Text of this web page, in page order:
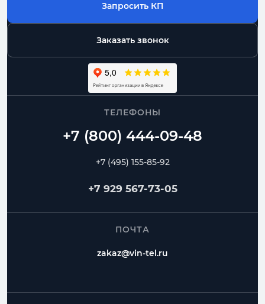
Запросить КП
Заказать звонок
ТЕЛЕФОНЫ
+7 (495) 155-85-92
+7 929 567-73-05
ПОЧТА
zakaz@vin-tel.ru